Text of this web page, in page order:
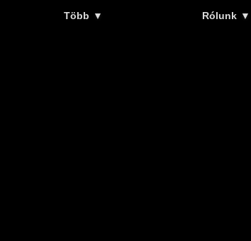
Több ▼ Rólunk ▼